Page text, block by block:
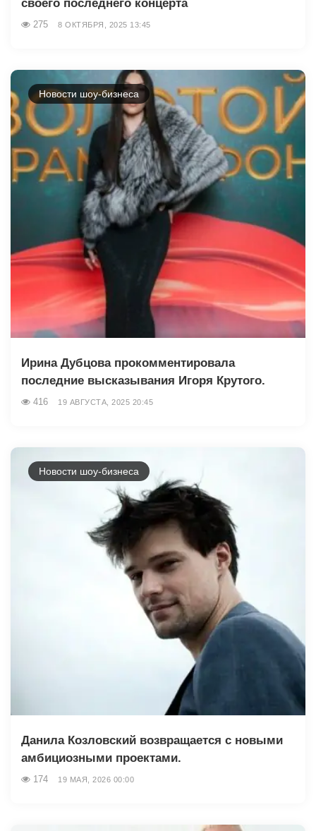
своего последнего концерта
275 8 ОКТЯБРЯ, 2025 13:45
Новости шоу-бизнеса
Ирина Дубцова прокомментировала
последние высказывания Игоря Крутого.
416 19 АВГУСТА, 2025 20:45
Новости шоу-бизнеса
Данила Козловский возвращается с новыми
амбициозными проектами.
174 19 МАЯ, 2026 00:00